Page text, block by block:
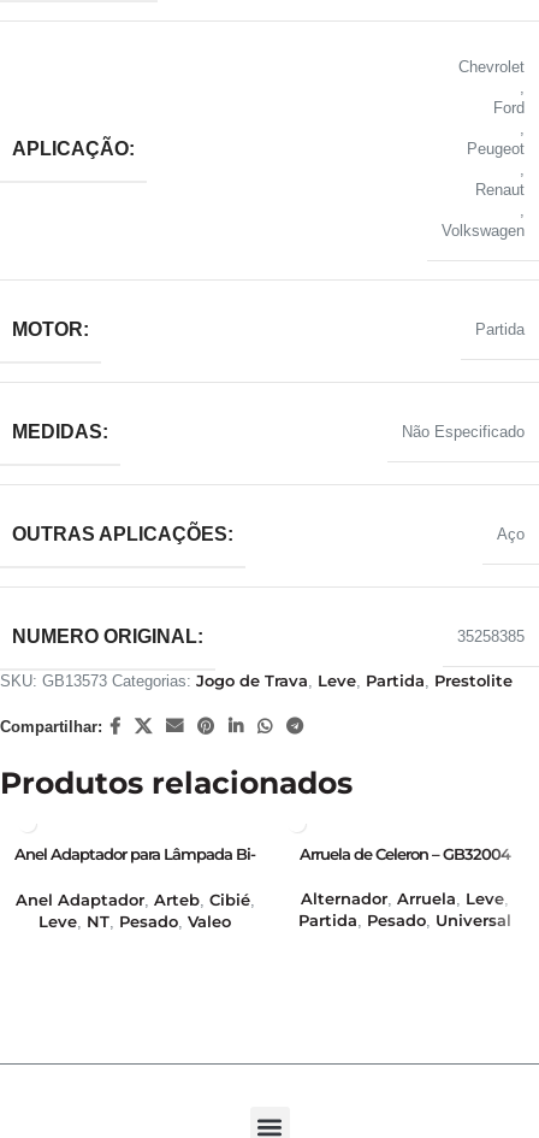
APLICAÇÃO:
Chevrolet
,
Ford
,
Peugeot
,
Renaut
,
Volkswagen
MOTOR: Partida
MEDIDAS: Não Especificado
OUTRAS APLICAÇÕES: Aço
NUMERO ORIGINAL: 35258385
SKU: GB13573 Categorias: Jogo de Trava, Leve, Partida, Prestolite
Compartilhar:
Produtos relacionados
Anel Adaptador para Lâmpada Bi-
GB39422
Anel Adaptador, Arteb, Cibié,
Leve, NT, Pesado, Valeo
Arruela de Celeron – GB32004
Alternador, Arruela, Leve,
Partida, Pesado, Universal